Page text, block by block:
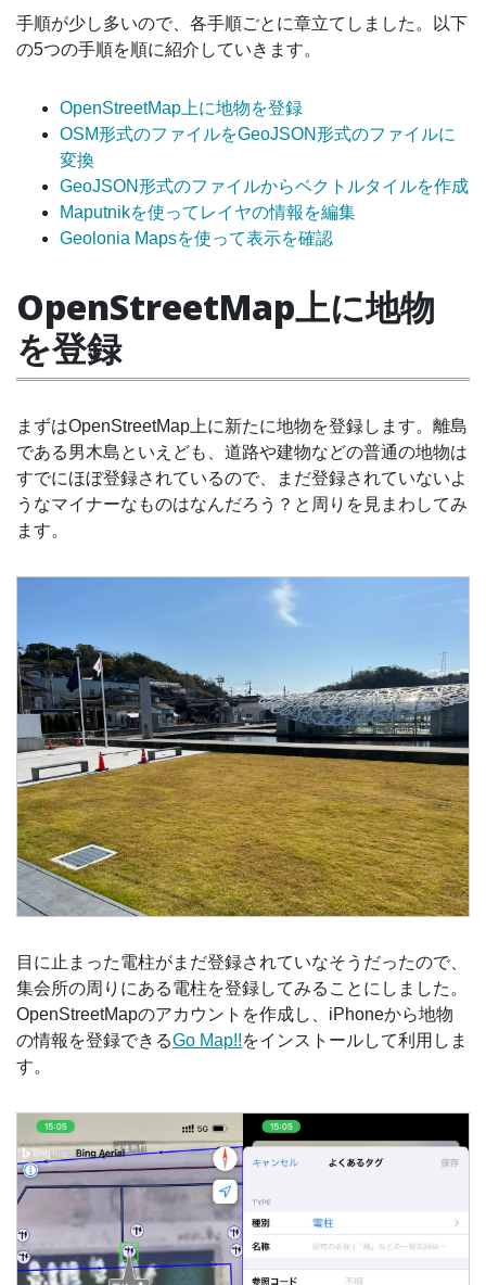
手順が少し多いので、各手順ごとに章立てしました。以下
の5つの手順を順に紹介していきます。
OpenStreetMap上に地物を登録
OSM形式のファイルをGeoJSON形式のファイルに
変換
GeoJSON形式のファイルからベクトルタイルを作成
Maputnikを使ってレイヤの情報を編集
Geolonia Mapsを使って表示を確認
OpenStreetMap上に地物
を登録
まずはOpenStreetMap上に新たに地物を登録します。離島
である男木島といえども、道路や建物などの普通の地物は
すでにほぼ登録されているので、まだ登録されていないよ
うなマイナーなものはなんだろう？と周りを見まわしてみ
ます。
目に止まった電柱がまだ登録されていなそうだったので、
集会所の周りにある電柱を登録してみることにしました。
OpenStreetMapのアカウントを作成し、iPhoneから地物
の情報を登録できるGo Map!!をインストールして利用しま
す。